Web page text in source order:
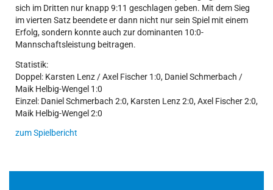
sich im Dritten nur knapp 9:11 geschlagen geben. Mit dem Sieg
im vierten Satz beendete er dann nicht nur sein Spiel mit einem
Erfolg, sondern konnte auch zur dominanten 10:0-
Mannschaftsleistung beitragen.
Statistik:
Doppel: Karsten Lenz / Axel Fischer 1:0, Daniel Schmerbach /
Maik Helbig-Wengel 1:0
Einzel: Daniel Schmerbach 2:0, Karsten Lenz 2:0, Axel Fischer 2:0,
Maik Helbig-Wengel 2:0
zum Spielbericht